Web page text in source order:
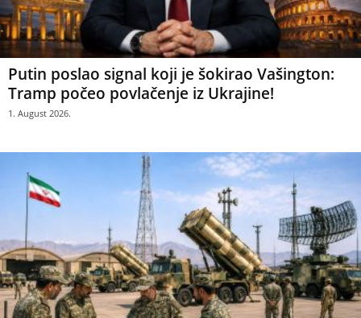
Putin poslao signal koji je šokirao Vašington:
Tramp počeo povlačenje iz Ukrajine!
1. August 2026.